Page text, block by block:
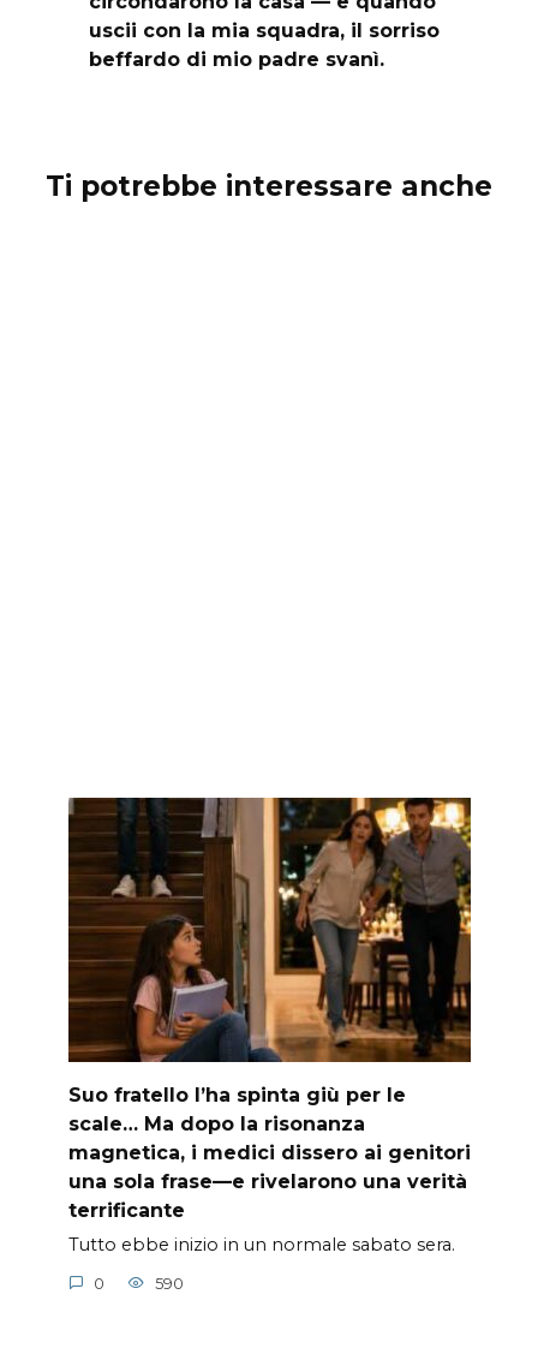
uscii con la mia squadra, il sorriso
beffardo di mio padre svanì.
Ti potrebbe interessare anche
Suo fratello l’ha spinta giù per le
scale… Ma dopo la risonanza
magnetica, i medici dissero ai genitori
una sola frase—e rivelarono una verità
terrificante
Tutto ebbe inizio in un normale sabato sera.
0 590